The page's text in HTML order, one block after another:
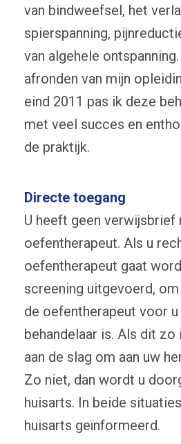
van bindweefsel, het
spierspanning,
van algehele
afronden van mijn
eind 2011 pas ik deze
met veel succes en
de praktijk.
Directe toegang
U heeft geen verwijsbrief
oefentherapeut. Als u
oefentherapeut gaat
screening uitgevoerd,
de oefentherapeut voor
behandelaar is. Als dit zo
aan de slag om aan uw
Zo niet, dan wordt u
huisarts. In beide
huisarts geïnformeerd.